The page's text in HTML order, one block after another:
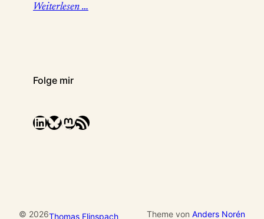
Weiterlesen …
Folge mir
LinkedIn Bluesky Mastodon RSS-Feed
© 2026Thomas Flinspach Theme von Anders Norén